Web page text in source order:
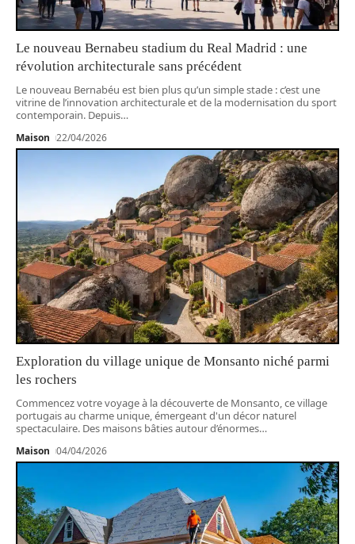
Le nouveau Bernabeu stadium du Real Madrid : une
révolution architecturale sans précédent
Le nouveau Bernabéu est bien plus qu’un simple stade : c’est une
vitrine de l’innovation architecturale et de la modernisation du sport
contemporain. Depuis…
Maison 22/04/2026
Exploration du village unique de Monsanto niché parmi
les rochers
Commencez votre voyage à la découverte de Monsanto, ce village
portugais au charme unique, émergeant d'un décor naturel
spectaculaire. Des maisons bâties autour d’énormes…
Maison 04/04/2026